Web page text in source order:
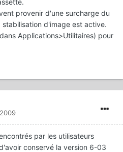
provenir d'une surcharge du
stabilisation d'image est active.
Applications>Utilitaires) pour
par les utilisateurs
conservé la version 6-03